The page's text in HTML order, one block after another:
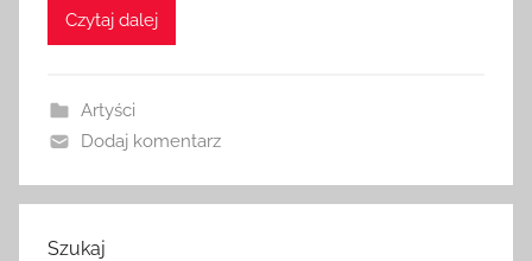
Czytaj dalej
Artyści
Dodaj komentarz
Szukaj